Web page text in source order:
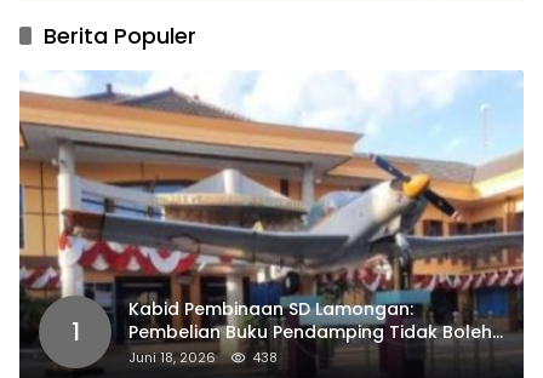
Berita Populer
1
Kabid Pembinaan SD Lamongan:
Pembelian Buku Pendamping Tidak Boleh
Dipaksakan
Juni 18, 2026 438